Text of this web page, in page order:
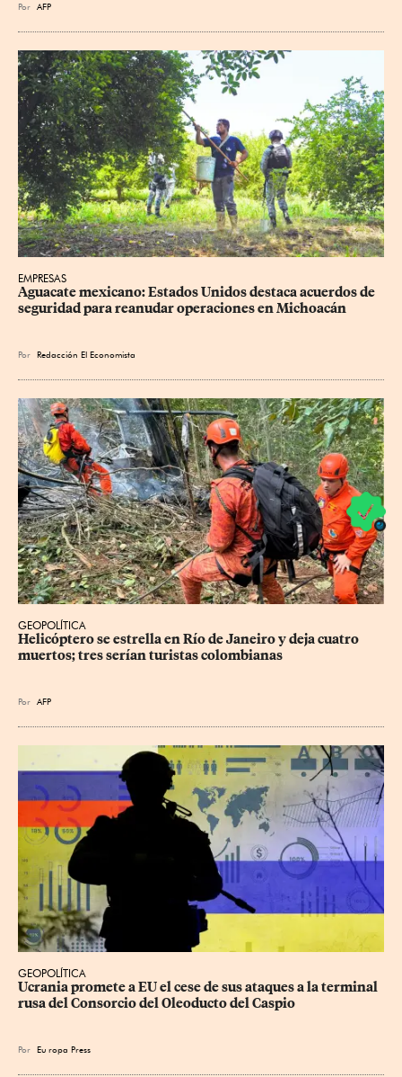
Por AFP
EMPRESAS
Aguacate mexicano: Estados Unidos destaca acuerdos de
seguridad para reanudar operaciones en Michoacán
Por Redacción El Economista
GEOPOLÍTICA
Helicóptero se estrella en Río de Janeiro y deja cuatro
muertos; tres serían turistas colombianas
Por AFP
GEOPOLÍTICA
Ucrania promete a EU el cese de sus ataques a la terminal
rusa del Consorcio del Oleoducto del Caspio
Por Eu ropa Press